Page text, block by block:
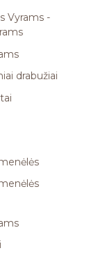
Vyrams -
drabužiai